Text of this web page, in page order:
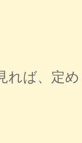
ば、定め